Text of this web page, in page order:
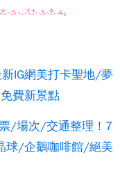
新IG網美打卡聖地/夢
費新景點
票/場次/交通整理！7
球/企鵝咖啡館/絕美